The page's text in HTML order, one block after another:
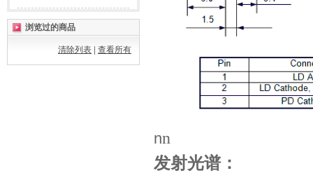
浏览过的商品
清除列表 查看所有
nn
发射光谱：